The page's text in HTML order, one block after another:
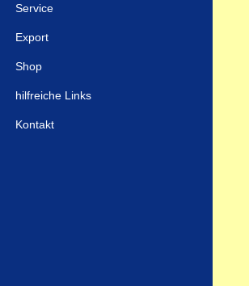
Service
Export
Shop
hilfreiche Links
Kontakt